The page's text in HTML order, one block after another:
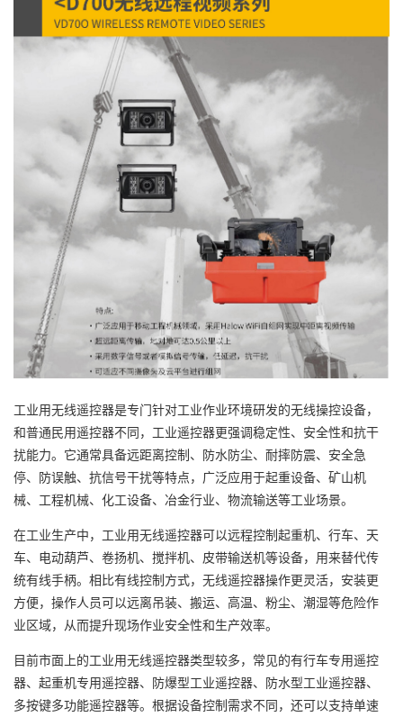
工业用无线遥控器是专门针对工业作业环境研发的无线操控设备，
和普通民用遥控器不同，工业遥控器更强调稳定性、安全性和抗干
扰能力。它通常具备远距离控制、防水防尘、耐摔防震、安全急
停、防误触、抗信号干扰等特点，广泛应用于起重设备、矿山机
械、工程机械、化工设备、冶金行业、物流输送等工业场景。
在工业生产中，工业用无线遥控器可以远程控制起重机、行车、天
车、电动葫芦、卷扬机、搅拌机、皮带输送机等设备，用来替代传
统有线手柄。相比有线控制方式，无线遥控器操作更灵活，安装更
方便，操作人员可以远离吊装、搬运、高温、粉尘、潮湿等危险作
业区域，从而提升现场作业安全性和生产效率。
目前市面上的工业用无线遥控器类型较多，常见的有行车专用遥控
器、起重机专用遥控器、防爆型工业遥控器、防水型工业遥控器、
多按键多功能遥控器等。根据设备控制需求不同，还可以支持单速